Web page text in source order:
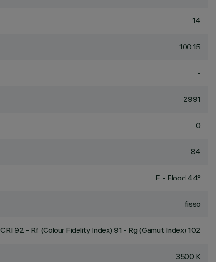
14
100.15
-
2991
0
84
F - Flood 44°
fisso
CRI92 - Rf (Colour Fidelity Index) 91 - Rg (Gamut Index) 102
3500 K